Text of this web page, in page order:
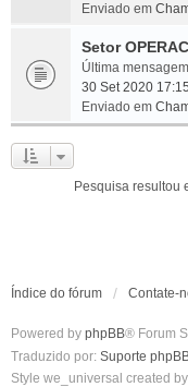
Enviado em
Setor
Última
30 Set 2020 17:15
Enviado em
Pesquisa resultou
Índice do fórum Contate-
Powered by phpBB® Forum
Traduzido por: Suporte
Style we_universal created by